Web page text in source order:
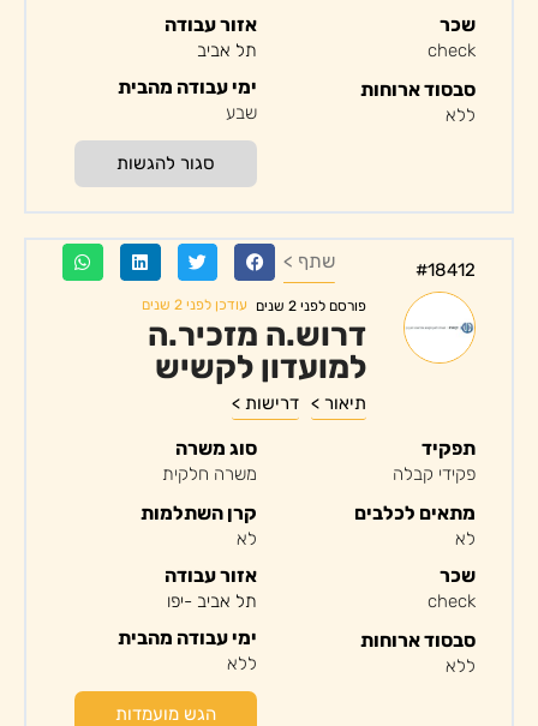
שכר
check
סבסוד ארוחות
ללא
אזור עבודה
תל אביב
ימי עבודה מהבית
שבע
סגור להגשות
#18412 שתף >
פורסם לפני 2 שנים עודכן לפני 2 שנים
דרוש.ה מזכיר.ה
למועדון לקשיש
תיאור > דרישות >
תפקיד
פקידי קבלה
מתאים לכלבים
לא
סוג משרה
משרה חלקית
קרן השתלמות
לא
שכר
check
סבסוד ארוחות
ללא
אזור עבודה
תל אביב -יפו
ימי עבודה מהבית
ללא
הגש מועמדות